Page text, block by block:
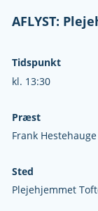
AFLYST:
Tidspunkt
kl. 13:30
Præst
Frank Hestehauge
Sted
Plejehjemmet